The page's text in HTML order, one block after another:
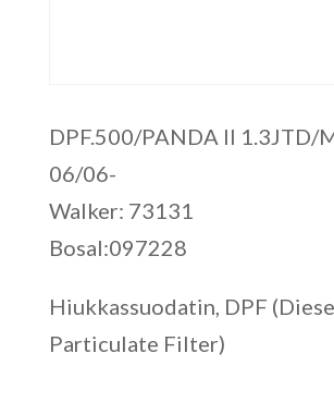
DPF.500/PANDA II 1.3JTD/
06/06-
Walker: 73131
Bosal:097228
Hiukkassuodatin, DPF
Particulate Filter)